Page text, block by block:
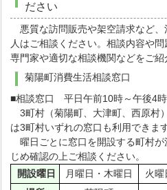
ださい
悪質な訪問販売や架空請求など
人はご相談ください。相談内容や
専門家や適切な相談機関などをご紹
菊陽町消費生活相談窓口
■相談窓口 平日午前10時～午後4時
3町村（菊陽町、大津町、西原村
は3町村いずれの窓口も利用できます
曜日ごとに窓口を開設する町村
じめ確認の上ご相談ください。
開設曜日
月曜日・木曜日 火曜